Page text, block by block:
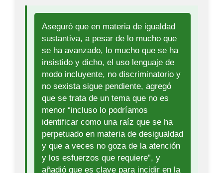
Aseguró que en materia de igualdad
sustantiva, a pesar de lo mucho que
se ha avanzado, lo mucho que se ha
insistido y dicho, el uso lenguaje de
modo incluyente, no discriminatorio y
no sexista sigue pendiente, agregó
que se trata de un tema que no es
menor “incluso lo podríamos
identificar como una raíz que se ha
perpetuado en materia de desigualdad
y que a veces no goza de la atención
y los esfuerzos que requiere”, y
añadió que es clave para incidir en la